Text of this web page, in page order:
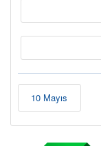
10 Mayıs